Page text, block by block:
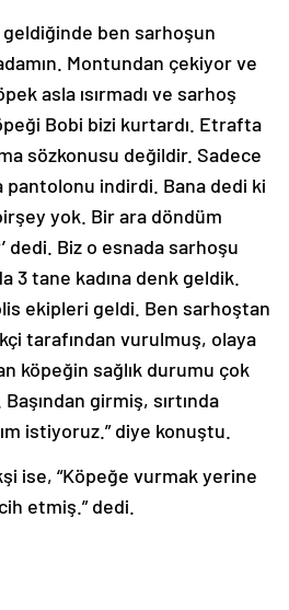
ben sarhoşun
Montundan çekiyor ve
asla ısırmadı ve sarhoş
Bobi bizi kurtardı. Etrafta
sözkonusu değildir. Sadece
pantolonu indirdi. Bana dedi ki
yok. Bir ara döndüm
dedi. Biz o esnada sarhoşu
3 tane kadına denk geldik.
ekipleri geldi. Ben sarhoştan
tarafından vurulmuş, olaya
köpeğin sağlık durumu çok
girmiş, sırtında
istiyoruz.” diye konuştu.
ise, “Köpeğe vurmak yerine
etmiş.” dedi.